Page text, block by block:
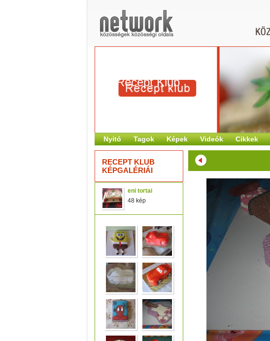
Recept Klub
Nyitó Tagok Képek Videók Cikkek
RECEPT KLUB
KÉPGALÉRIÁI
eni tortai
48 kép